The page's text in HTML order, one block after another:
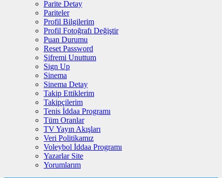
Parite Detay
Pariteler
Profil Bilgilerim
Profil Fotoğrafı Değiştir
Puan Durumu
Reset Password
Şifremi Unuttum
Sign Up
Sinema
Sinema Detay
Takip Ettiklerim
Takipçilerim
Tenis İddaa Programı
Tüm Oranlar
TV Yayın Akışları
Veri Politikamız
Voleybol İddaa Programı
Yazarlar Site
Yorumlarım